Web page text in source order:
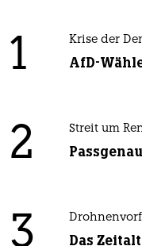
1 Krise der
AfD-
2 Streit um
3
Das